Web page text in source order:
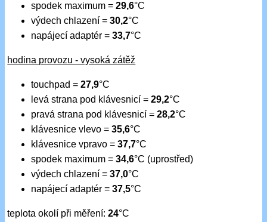
spodek maximum =29,6°C
výdech chlazení =30,2°C
napájecí adaptér =33,7°C
hodina provozu - vysoká zátěž
touchpad =27,9°C
levá strana pod klávesnicí =29,2°C
pravá strana pod klávesnicí =28,2°C
klávesnice vlevo =35,6°C
klávesnice vpravo =37,7°C
spodek maximum =34,6°C (uprostřed)
výdech chlazení =37,0°C
napájecí adaptér =37,5°C
teplota okolí při měření:24°C